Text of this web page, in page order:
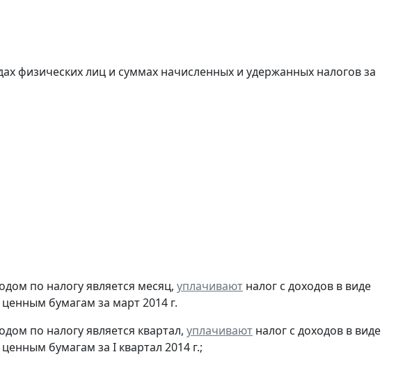
физических лиц и суммах начисленных и удержанных налогов за
по налогу является месяц, уплачивают налог с доходов в виде
бумагам за март 2014 г.
по налогу является квартал, уплачивают налог с доходов в виде
бумагам за I квартал 2014 г.;